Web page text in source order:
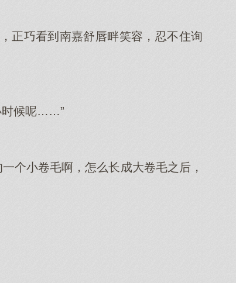
正巧看到南嘉舒唇畔笑容，忍不住询
时候呢……”
个小卷毛啊，怎么长成大卷毛之后，